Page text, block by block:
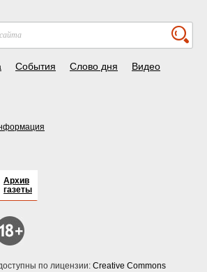
События Слово дня Видео
Архив
газеты
по лицензии: Creative Commons